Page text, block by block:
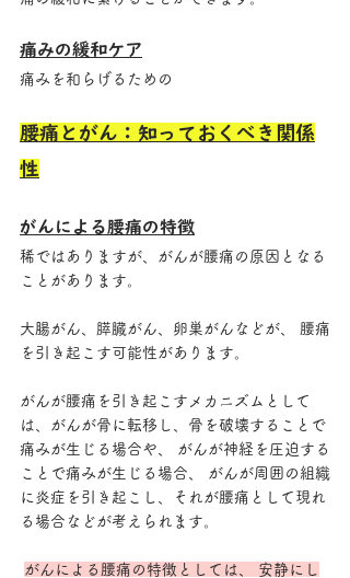
痛みの緩和ケア
痛みを和らげるための
腰痛とがん：知っておくべき関係
性
がんによる腰痛の特徴
稀ではありますが、がんが腰痛の原因となる
ことがあります。
大腸がん、膵臓がん、卵巣がんなどが、 腰痛
を引き起こす可能性があります。
がんが腰痛を引き起こすメカニズムとして
は、がんが骨に転移し、骨を破壊することで
痛みが生じる場合や、 がんが神経を圧迫する
ことで痛みが生じる場合、 がんが周囲の組織
に炎症を引き起こし、それが腰痛として現れ
る場合などが考えられます。
がんによる腰痛の特徴としては、 安静にし